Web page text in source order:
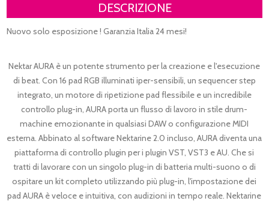
DESCRIZIONE
Nuovo solo esposizione ! Garanzia Italia 24 mesi!
Nektar AURA è un potente strumento per la creazione e l'esecuzione
di beat. Con 16 pad RGB illuminati iper-sensibili, un sequencer step
integrato, un motore di ripetizione pad flessibile e un incredibile
controllo plug-in, AURA porta un flusso di lavoro in stile drum-
machine emozionante in qualsiasi DAW o configurazione MIDI
esterna. Abbinato al software Nektarine 2.0 incluso, AURA diventa una
piattaforma di controllo plugin per i plugin VST, VST3 e AU. Che si
tratti di lavorare con un singolo plug-in di batteria multi-suono o di
ospitare un kit completo utilizzando più plug-in, l'impostazione dei
pad AURA è veloce e intuitiva, con audizioni in tempo reale. Nektarine